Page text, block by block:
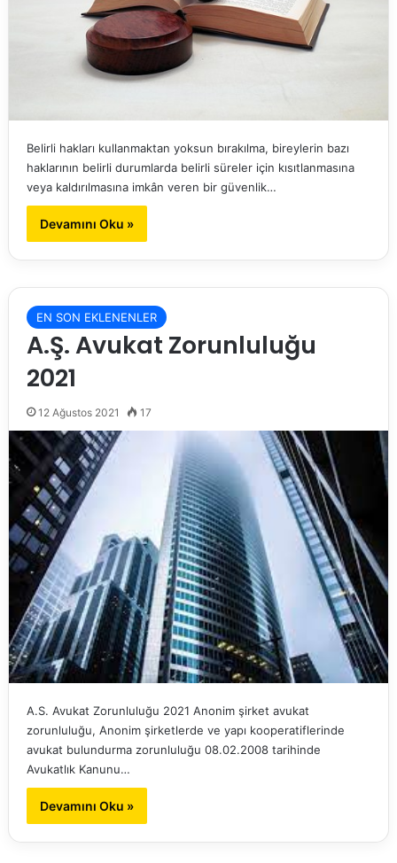
Belirli hakları kullanmaktan yoksun bırakılma, bireylerin bazı
haklarının belirli durumlarda belirli süreler için kısıtlanmasına
veya kaldırılmasına imkân veren bir güvenlik…
Devamını Oku »
EN SON EKLENENLER
A.Ş. Avukat Zorunluluğu
2021
12 Ağustos 2021 17
A.S. Avukat Zorunluluğu 2021 Anonim şirket avukat
zorunluluğu, Anonim şirketlerde ve yapı kooperatiflerinde
avukat bulundurma zorunluluğu 08.02.2008 tarihinde
Avukatlık Kanunu…
Devamını Oku »